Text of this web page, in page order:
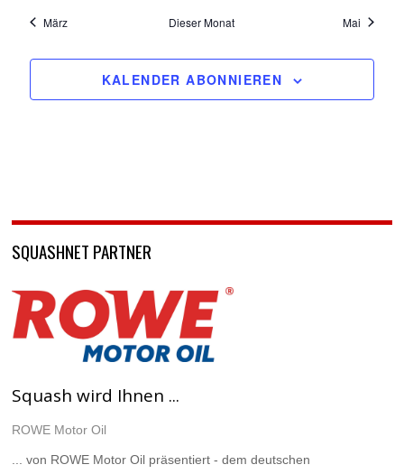
März Dieser Monat Mai
KALENDER ABONNIEREN
SQUASHNET PARTNER
Squash wird Ihnen ...
ROWE Motor Oil
... von ROWE Motor Oil präsentiert - dem deutschen